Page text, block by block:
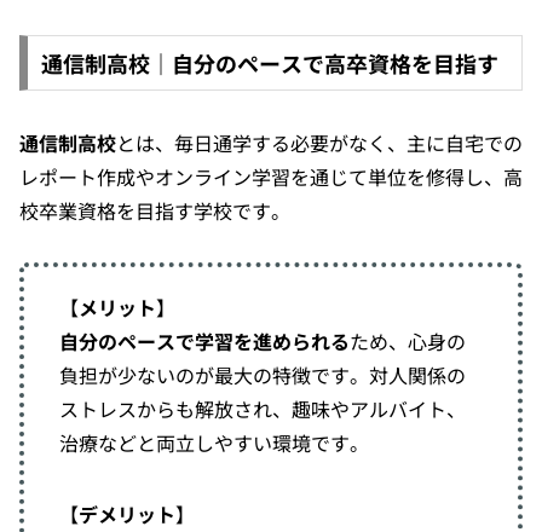
通信制高校｜自分のペースで高卒資格を目指す
通信制高校とは、毎日通学する必要がなく、主に自宅での
レポート作成やオンライン学習を通じて単位を修得し、高
校卒業資格を目指す学校です。
【メリット】
自分のペースで学習を進められるため、心身の
負担が少ないのが最大の特徴です。対人関係の
ストレスからも解放され、趣味やアルバイト、
治療などと両立しやすい環境です。
【デメリット】